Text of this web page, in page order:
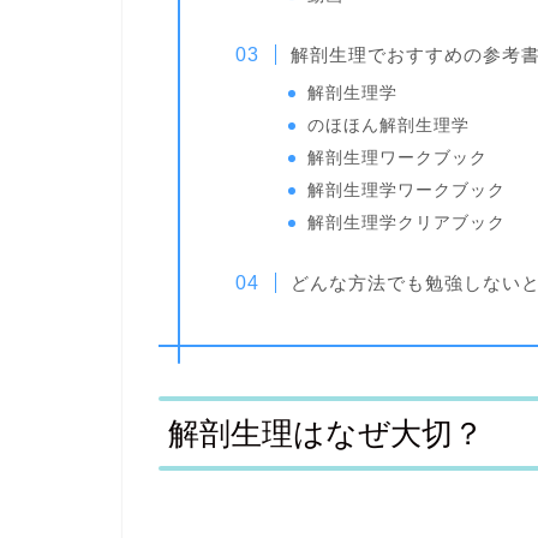
解剖生理でおすすめの参考書
解剖生理学
のほほん解剖生理学
解剖生理ワークブック
解剖生理学ワークブック
解剖生理学クリアブック
どんな方法でも勉強しない
解剖生理はなぜ大切？